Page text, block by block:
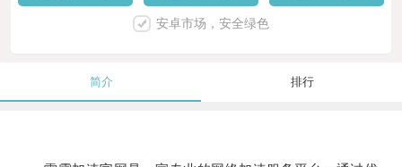
安卓市场，安全绿色
简介 排行